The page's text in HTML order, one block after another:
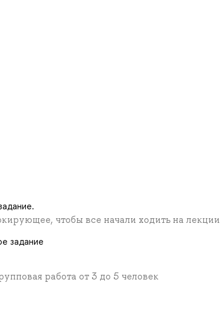
чтобы все начали ходить на лекции
задание
работа от 3 до 5 человек